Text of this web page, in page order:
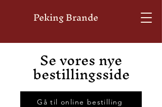
Peking Brande
Se vores nye
bestillingsside
Gå til online bestilling